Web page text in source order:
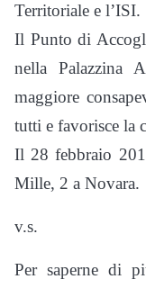
Territoriale e l’ISI.
Il Punto di
nella Palazzina
maggiore
tutti e favorisce la
Il 28 febbraio
Mille, 2 a Novara.
v.s.
Per saperne di